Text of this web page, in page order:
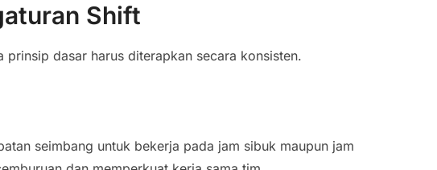
Shift
dasar harus diterapkan secara konsisten.
seimbang untuk bekerja pada jam sibuk maupun jam